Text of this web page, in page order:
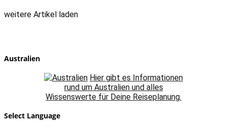
weitere Artikel laden
Australien
Hier gibt es Informationen
rund um Australien und alles
Wissenswerte für Deine Reiseplanung.
Select Language